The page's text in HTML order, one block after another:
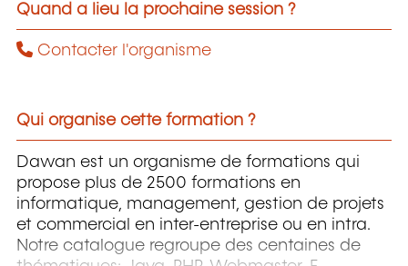
Quand a lieu la prochaine session ?
Contacter l'organisme
Qui organise cette formation ?
Dawan est un organisme de formations qui
propose plus de 2500 formations en
informatique, management, gestion de projets
et commercial en inter-entreprise ou en intra.
Notre catalogue regroupe des centaines de